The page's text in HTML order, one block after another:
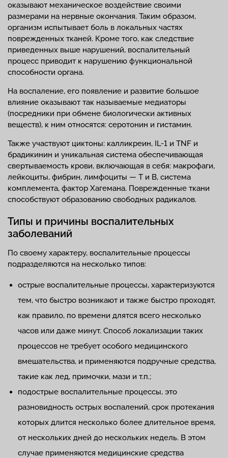
оказывают механическое воздействие своими
размерами на нервные окончания. Таким образом,
организм испытывает боль в локальных частях
поврежденных тканей. Кроме того, как следствие
приведенных выше нарушений, воспалительный
процесс приводит к нарушению функциональной
способности органа.
На воспаление, его появление и развитие большое
влияние оказывают так называемые медиаторы
(посредники при обмене биологически активных
веществ), к ним относятся: серотонин и гистамин.
Также участвуют циктоны: калликреин, IL-1 и TNF и
брадикинин и уникальная система обеспечивающая
свертываемость крови, включающая в себя: макрофаги,
лейкоциты, фибрин, лимфоциты — Т и В, система
комплемента, фактор Хагемана. Поврежденные ткани
способствуют образованию свободных радикалов.
Типы и причины воспалительных
заболеваний
По своему характеру, воспалительные процессы
подразделяются на несколько типов:
острые воспалительные процессы, характеризуются
тем, что быстро возникают и также быстро проходят,
как правило, по времени длятся всего несколько
часов или даже минут. Способ локализации таких
процессов не требует особого медицинского
вмешательства, и применяются подручные средства,
такие как лед, примочки, мази и т.п.;
подострые воспалительные процессы, это
разновидность острых воспалений, срок протекания
которых длится несколько более длительное время,
от нескольких дней до нескольких недель. В этом
случае применяются медицинские средства